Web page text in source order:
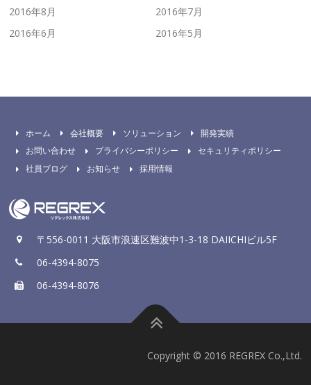
2016年8月
2016年7月
2016年6月
2016年5月
ホーム 会社概要 ソリューション
開発実績
お問い合わせ
プライバシーポリシー
セキュリティポリシー
社員ブログ
お知らせ 採用情報
〒556-0011 大阪市浪速区難波中1-3-18 DAIICHIビル5F
06-4394-8075
06-4394-8076
Copyright © 2016 REGREX Co.,Ltd.